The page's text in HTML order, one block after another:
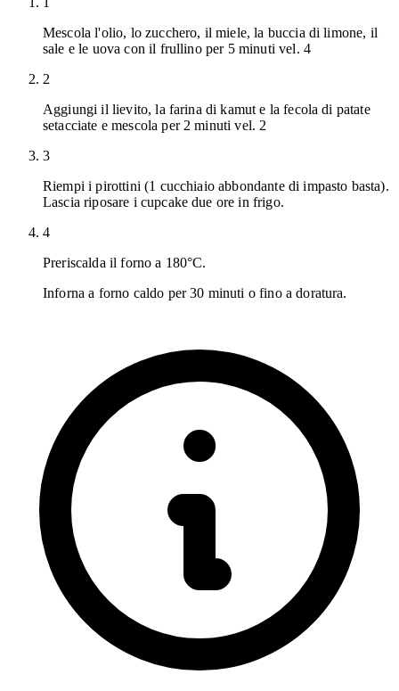
Mescola l'olio, lo zucchero, il miele, la buccia di limone, il
sale e le uova con il frullino per 5 minuti vel. 4
2
Aggiungi il lievito, la farina di kamut e la fecola di patate
setacciate e mescola per 2 minuti vel. 2
3
Riempi i pirottini (1 cucchiaio abbondante di impasto basta).
Lascia riposare i cupcake due ore in frigo.
4
Preriscalda il forno a 180°C.
Inforna a forno caldo per 30 minuti o fino a doratura.